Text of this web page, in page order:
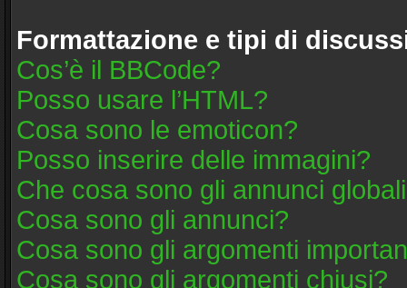
Formattazione e tipi di
Cos’è il BBCode?
Posso usare l’HTML?
Cosa sono le emoticon?
Posso inserire delle immagini?
Che cosa sono gli annunci
Cosa sono gli annunci?
Cosa sono gli argomenti
Cosa sono gli argomenti chiusi?